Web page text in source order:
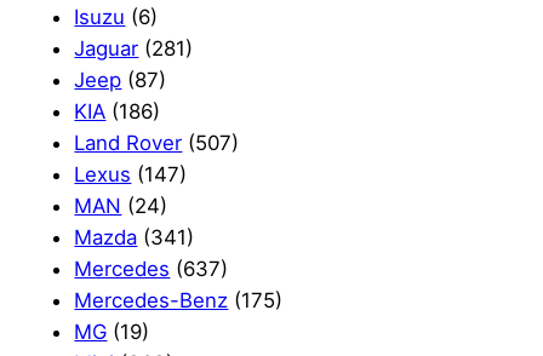
Isuzu (6)
Jaguar (281)
Jeep (87)
KIA (186)
Land Rover (507)
Lexus (147)
MAN (24)
Mazda (341)
Mercedes (637)
Mercedes-Benz (175)
MG (19)